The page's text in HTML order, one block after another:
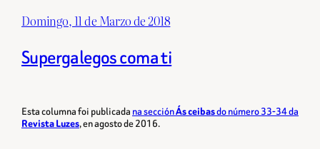
Domingo, 11 de Marzo de 2018
Supergalegos coma ti
Esta columna foi publicada na secciónÁs ceibasdo número 33-34 da
Revista Luzes, en agosto de 2016.